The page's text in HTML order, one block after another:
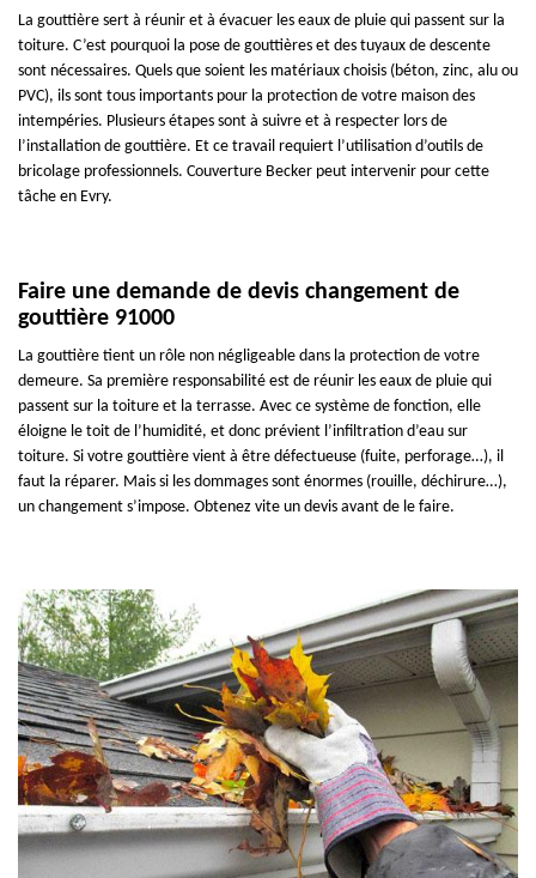
La gouttière sert à réunir et à évacuer les eaux de pluie qui passent sur la
toiture. C’est pourquoi la pose de gouttières et des tuyaux de descente
sont nécessaires. Quels que soient les matériaux choisis (béton, zinc, alu ou
PVC), ils sont tous importants pour la protection de votre maison des
intempéries. Plusieurs étapes sont à suivre et à respecter lors de
l’installation de gouttière. Et ce travail requiert l’utilisation d’outils de
bricolage professionnels. Couverture Becker peut intervenir pour cette
tâche en Evry.
Faire une demande de devis changement de
gouttière 91000
La gouttière tient un rôle non négligeable dans la protection de votre
demeure. Sa première responsabilité est de réunir les eaux de pluie qui
passent sur la toiture et la terrasse. Avec ce système de fonction, elle
éloigne le toit de l’humidité, et donc prévient l’infiltration d’eau sur
toiture. Si votre gouttière vient à être défectueuse (fuite, perforage…), il
faut la réparer. Mais si les dommages sont énormes (rouille, déchirure…),
un changement s’impose. Obtenez vite un devis avant de le faire.